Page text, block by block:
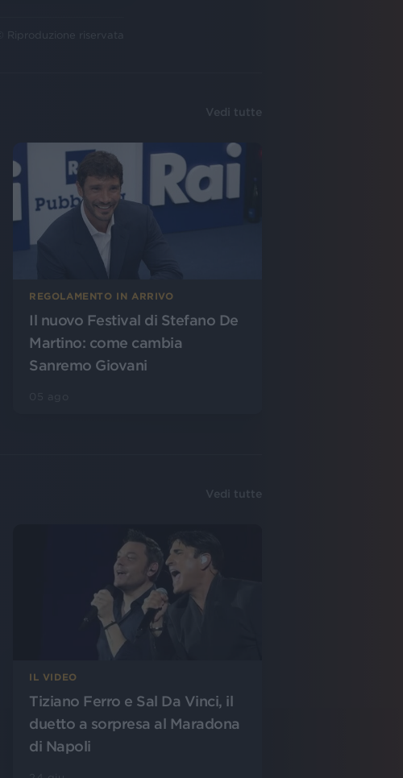
© Riproduzione riservata
Vedi tutte
REGOLAMENTO IN ARRIVO
Il nuovo Festival di Stefano De
Martino: come cambia
Sanremo Giovani
Vedi tutte
IL VIDEO
Tiziano Ferro e Sal Da Vinci, il
duetto a sorpresa al Maradona
di Napoli